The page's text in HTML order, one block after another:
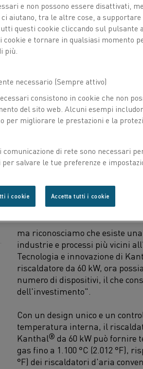
Categorie: Riscaldatori d'aria ,
The new 60 kW Kanthal® Flow Heater
ma riconosciamo che esiste
industrie e processi più vicini
Tecnologia e innovazione di
riscaldatore da 60 kW, ora
numero di dispositivi, il che
dell'investimento".
Con un design unico e un
temperatura interna, il
Kanthal® da 60 kW può fornire
gas fino a 1.100 °C (2.012 °F),
°F) dei riscaldatori d'aria
e non possono essere disattivati,
ci aiutano, tra le altre cose, a
questi cookie cliccando sul pulsante
cookie e tornare in qualsiasi momento
più.
necessario (Sempre attivo)
consistono in cookie che non
del sito web. Alcuni esempi
per migliorare le prestazioni e la
comunicazione di rete sono necessari
per salvare le tue preferenze e
i cookie Accetta tutti i cookie